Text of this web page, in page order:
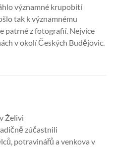
významné krupobití
tak k významnému
patrné z fotografií. Nejvíce
v okolí Českých Budějovic.
Želivi
zúčastnili
potravinářů a venkova v